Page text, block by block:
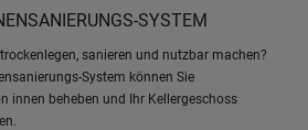
SYSTEM
sanieren und nutzbar machen?
System können Sie
innen beheben und Ihr Kellergeschoss